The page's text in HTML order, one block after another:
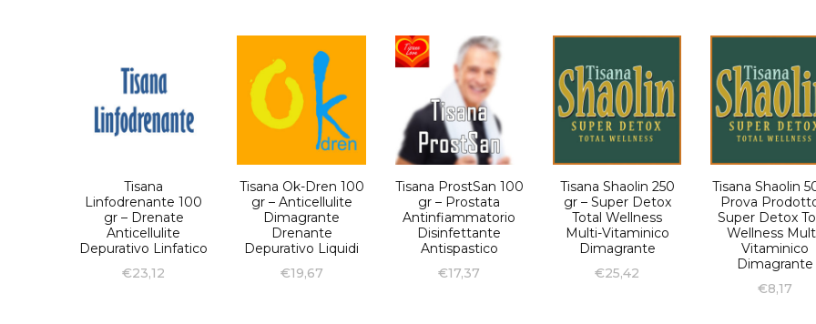
Tisana
Linfodrenante 100
gr – Drenate
Anticellulite
Depurativo Linfatico
€23,12
Tisana Ok-Dren 100
gr – Anticellulite
Dimagrante
Drenante
Depurativo Liquidi
€19,67
Tisana ProstSan 100
gr – Prostata
Antinfiammatorio
Disinfettante
Antispastico
€17,37
Tisana Shaolin 250
gr – Super Detox
Total Wellness
Multi-Vitaminico
Dimagrante
€25,42
Tisana Shaolin
Prova
Super Detox
Wellness
Vitaminico
Dimagrante
€8,17